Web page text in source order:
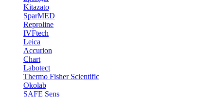
Kitazato
SparMED
Reproline
IVFtech
Leica
Accurion
Chart
Labotect
Thermo Fisher Scientific
Okolab
SAFE Sens